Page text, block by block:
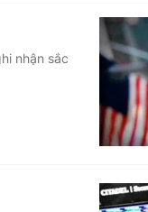
nhận sắc